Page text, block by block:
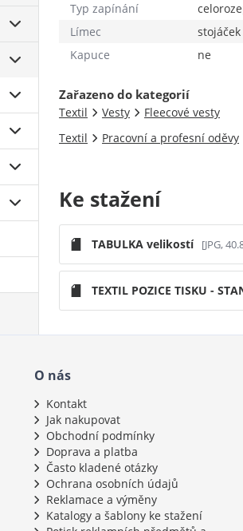
Typ zapínání
Límec
stojáček
Kapuce
ne
Zařazeno do kategorií
Textil Vesty
Fleecové vesty
Textil
Pracovní a profesní oděvy
Ke stažení
TABULKA velikostí [JPG,
TEXTIL POZICE TISKU -
O nás
Kontakt
Jak nakupovat
Obchodní podmínky
Doprava a platba
Často kladené otázky
Ochrana osobních údajů
Reklamace a výměny
Katalogy a šablony ke stažení